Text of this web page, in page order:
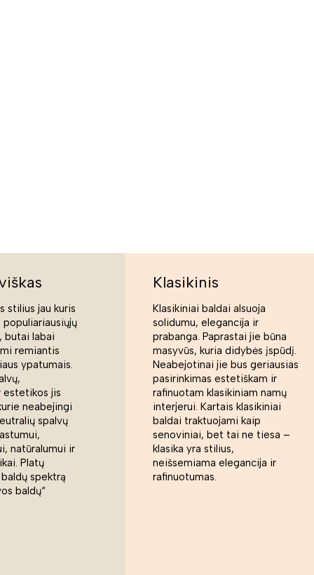
stilius jau kuris
populiariausiųjų
butai labai
remiantis
ypatumais.
estetikos jis
neabejingi
spalvų
natūralumui ir
Platų
spektrą
baldų“
Klasikinis
Klasikiniai baldai alsuoja
solidumu, elegancija ir
prabanga. Paprastai jie būna
masyvūs, kuria didybės įspūdį.
Neabejotinai jie bus geriausias
pasirinkimas estetiškam ir
rafinuotam klasikiniam namų
interjerui. Kartais klasikiniai
baldai traktuojami kaip
senoviniai, bet tai ne tiesa –
klasika yra stilius,
neišsemiama elegancija ir
rafinuotumas.